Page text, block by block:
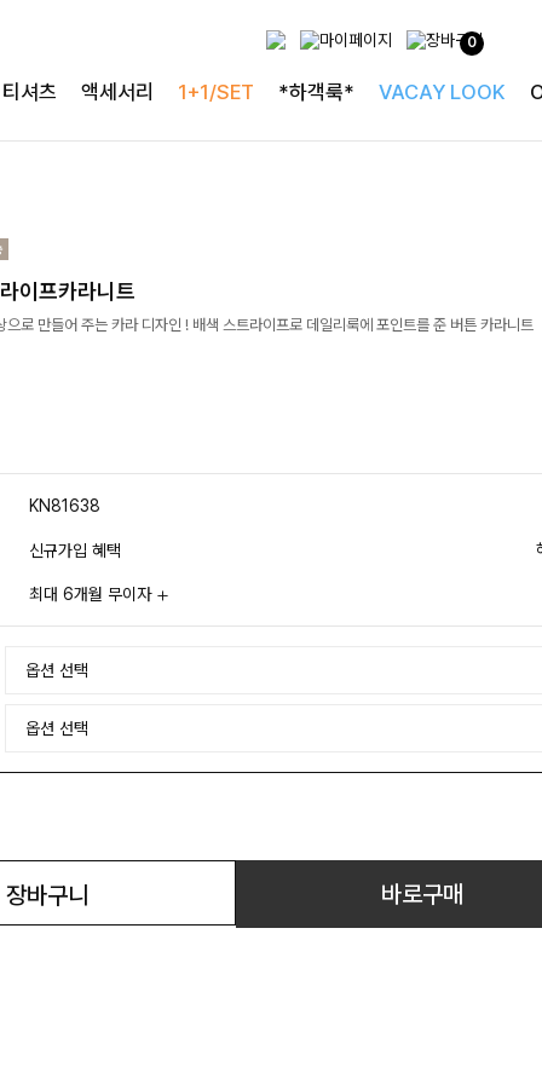
0
티셔츠 액세서리 1+1/SET *하객룩* VACAY LOOK
이프카라니트
로 만들어 주는 카라 디자인 ! 배색 스트라이프로 데일리룩에 포인트를 준 버튼 카라니트
KN81638
신규가입 혜택
최대 6개월 무이자
장바구니 바로구매